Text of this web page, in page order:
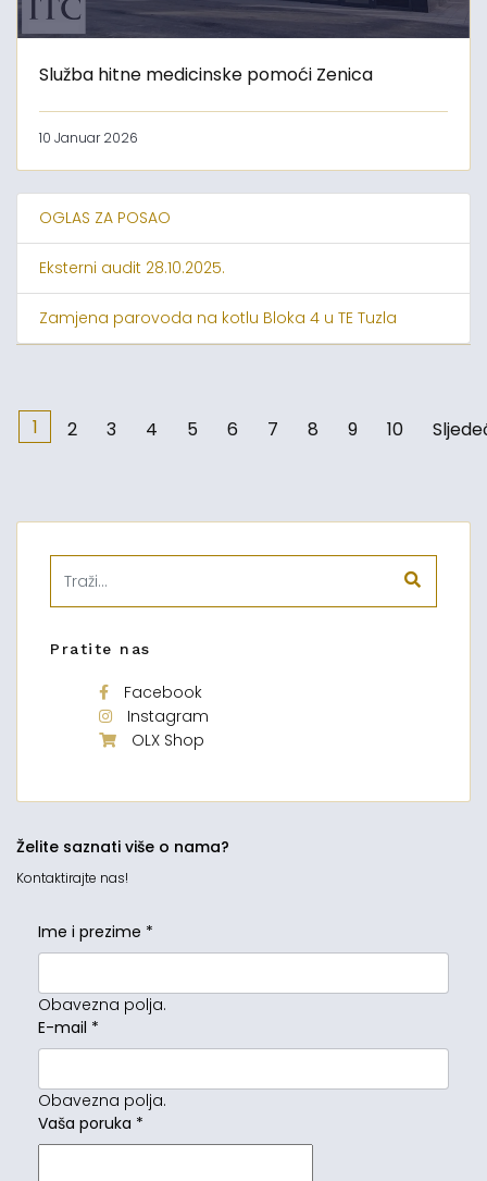
Služba hitne medicinske pomoći Zenica
10 Januar 2026
OGLAS ZA POSAO
Eksterni audit 28.10.2025.
Zamjena parovoda na kotlu Bloka 4 u TE Tuzla
1 2 3 4 5 6 7 8 9 10
Pratite nas
Facebook
Instagram
OLX Shop
Želite saznati više o nama?
Kontaktirajte nas!
Ime i prezime *
Obavezna polja.
E-mail *
Obavezna polja.
Vaša poruka *